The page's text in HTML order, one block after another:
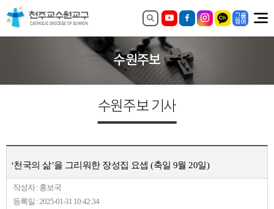
수원주보
수원주보 기사
‘천국의 삶’을 그리워한 장성집 요셉 (축일 9월 20일)
작성자 : 홍보국
등록일 : 2025-01-31 10:42:34